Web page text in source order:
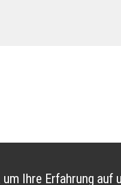
Ihre Erfahrung